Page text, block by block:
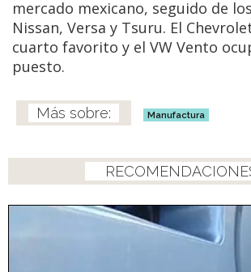
mercado mexicano, seguido de
Nissan, Versa y Tsuru. El
cuarto favorito y el VW Vento
puesto.
Manufactura